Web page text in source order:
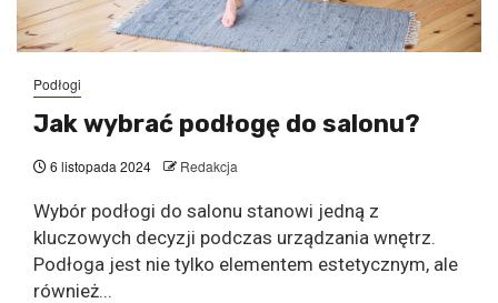
Podłogi
Jak wybrać podłogę do salonu?
6 listopada 2024 Redakcja
Wybór podłogi do salonu stanowi jedną z
kluczowych decyzji podczas urządzania wnętrz.
Podłoga jest nie tylko elementem estetycznym, ale
również...